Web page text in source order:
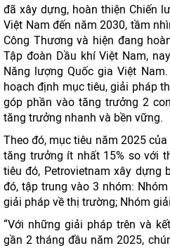
đã xây dựng, hoàn thiện Chiến
Việt Nam đến năm 2030, tầm
Công Thương và hiện đang
Tập đoàn Dầu khí Việt Nam,
Năng lượng Quốc gia Việt
hoạch định mục tiêu, giải pháp
góp phần vào tăng trưởng 2
tăng trưởng nhanh và bền vững.
Theo đó, mục tiêu năm 2025
tăng trưởng ít nhất 15% so với
tiêu đó, Petrovietnam xây dựng
đó, tập trung vào 3 nhóm:
giải pháp về thị trường; Nhóm
“Với những giải pháp trên và
gần 2 tháng đầu năm 2025,